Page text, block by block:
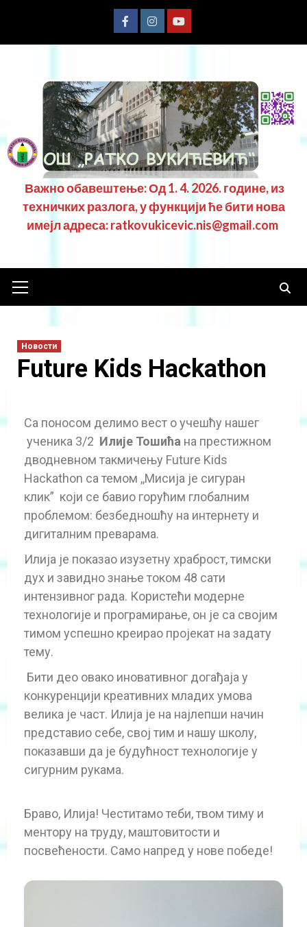
Важно обавештење: Од 1. 4. 2026. године, из
техничких разлога, у функцији ће бити нова
имејл адреса: ratkovukicevic.nis@gmail.com
Новости
Future Kids Hackathon
Са поносом делимо вест о учешћу нашег
ученика 3/2 Илије Тошића на престижном
дводневном такмичењу Future Kids
Hackathon са темом ,,Мисија је сигуран
клик” који се бавио горућим глобалним
проблемом: безбедношћу на интернету и
дигиталним преварама.
Илија је показао изузетну храброст, тимски
дух и завидно знање током 48 сати
интензивног рада. Користећи модерне
технологије и програмирање, он је са својим
тимом успешно креирао пројекат на задату
тему.
Бити део овако иновативног догађаја у
конкуренцији креативних младих умова
велика је част. Илија је на најлепши начин
представио себе, свој тим и нашу школу,
показавши да је будућност технологије у
сигурним рукама.
Браво, Илија! Честитамо теби, твом тиму и
ментору на труду, маштовитости и
посвећености. Само напред у нове победе!